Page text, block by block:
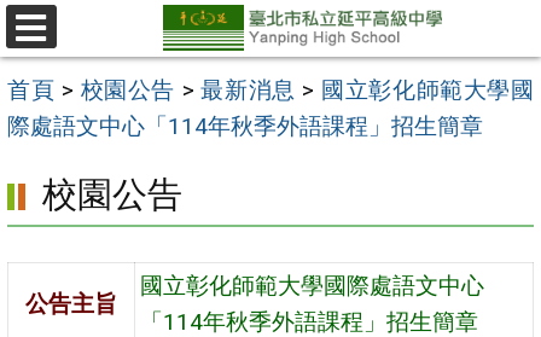
跳
至
主
要
區
選
單
首頁 > 校園公告 >最新消息 > 國立彰化師範大學國
際處語文中心「114年秋季外語課程」招生簡章
校園公告
公告主旨
國立彰化師範大學國際處語文中心
「114年秋季外語課程」招生簡章